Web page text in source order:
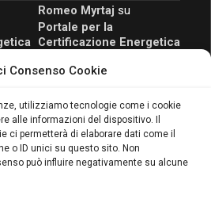
Consenso Cookie
utilizziamo tecnologie come i cookie
alle informazioni del dispositivo. Il
ci permetterà di elaborare dati come il
o ID unici su questo sito. Non
può influire negativamente su alcune
Romeo Myrtaj su
Portale per la
Certificazione Energetica
scopri il Corso Blumatica